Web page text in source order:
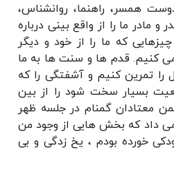
همسر، راهنما، روانشناس،
و مادر ما را از واقع بینی درباره
که ما را از خود و دیگر
می کنیم. قدم ها و سنت ها به ما
را تمرین کنیم و آشفتگی را که
بسیار سخت شود را از بین
معتادان گمنام در جلسه ظهر
داد که بخش هایی از وجود من
خورده بودم ، یخ زدگی و بی